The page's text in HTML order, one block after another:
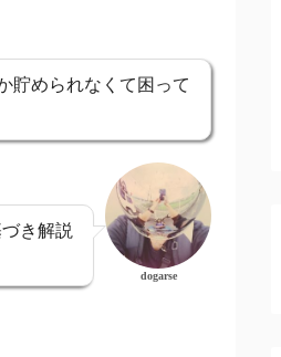
貯められなくて困って
き解説
dogarse